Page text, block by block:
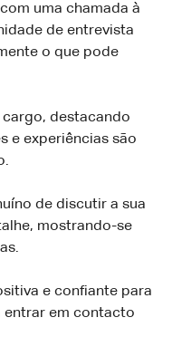
uma chamada à
de entrevista
o que pode
cargo, destacando
e experiências são
de discutir a sua
mostrando-se
e confiante para
entrar em contacto